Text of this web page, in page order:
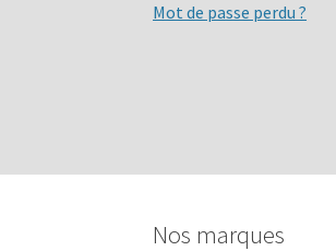
Mot de passe perdu ?
Nos marques